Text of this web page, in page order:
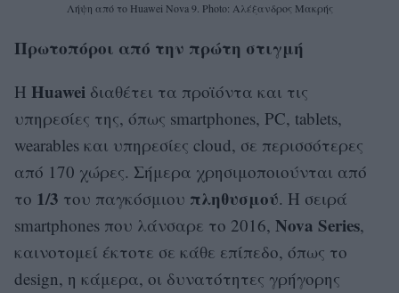
Λήψη από το Huawei Nova 9. Photo: Αλέξανδρος Μακρής
Πρωτοπόροι από την πρώτη στιγμή
Η Huawei διαθέτει τα προϊόντα και τις
υπηρεσίες της, όπως smartphones, PC, tablets,
wearables και υπηρεσίες cloud, σε περισσότερες
από 170 χώρες. Σήμερα χρησιμοποιούνται από
το 1/3 του παγκόσμιου πληθυσμού. Η σειρά
smartphones που λάνσαρε το 2016, Nova Series,
καινοτομεί έκτοτε σε κάθε επίπεδο, όπως το
design, η κάμερα, οι δυνατότητες γρήγορης